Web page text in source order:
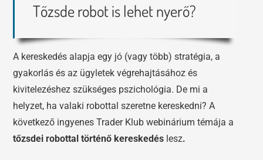
Tőzsde robot is lehet nyerő?
A kereskedés alapja egy jó (vagy több) stratégia, a
gyakorlás és az ügyletek végrehajtásához és
kivitelezéshez szükséges pszichológia. De mi a
helyzet, ha valaki robottal szeretne kereskedni? A
következő ingyenes Trader Klub webinárium témája a
tőzsdei robottal történő kereskedés lesz.